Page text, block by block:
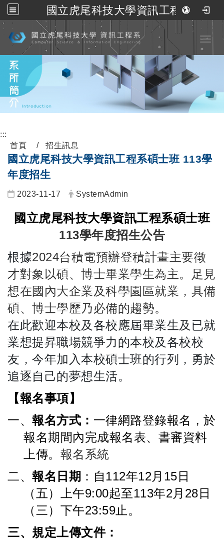
國立虎尾科技大學資訊工程系
跳到主要內容
:::
首頁
招生訊息
國立虎尾科技大學資訊工程系碩士班 113學
年度招生
2023-11-17 SystemAdmin
國立虎尾科技大學資訊工程系碩士班
113學年度招生公告
根據2024台積電預辦登積計畫主要徵
才對象以碩、博士畢業學生為主。足見
想在國內大企業及科學園區就業，具備
碩、博士學歷乃必備的趨勢。
在此歡迎本校及各校應屆畢業生及已就
業想提昇職場競爭力的本校及各校校
友，今年加入本校碩士班的行列，勇於
追逐自己的夢想生活。
【報名事項】
一、 報名方式： 一律網路登錄報名，於
報名期間內完成報名表、書審資料
上傳。 報名系統
二、 報名日期 ：自112年12月 15 日
（五）上午9:00起至113年2月 28 日
（三）下午23:59止。
三、 規定上傳文件：